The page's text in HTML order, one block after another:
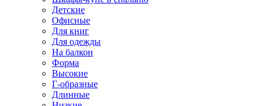
Детские
Офисные
Для книг
Для одежды
На балкон
Форма
Высокие
Г-образные
Длинные